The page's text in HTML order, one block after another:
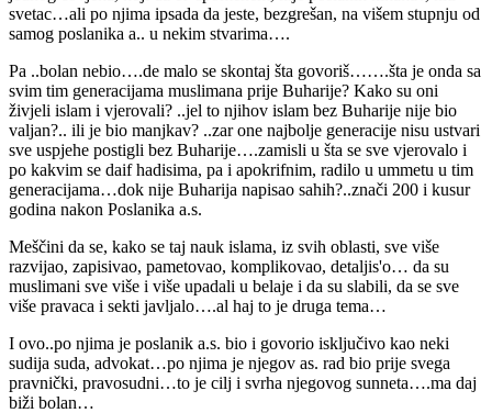
svetac…ali po njima ipsada da jeste, bezgrešan, na višem stupnju od
samog poslanika a.. u nekim stvarima….
Pa ..bolan nebio….de malo se skontaj šta govoriš…….šta je onda sa
svim tim generacijama muslimana prije Buharije? Kako su oni
živjeli islam i vjerovali? ..jel to njihov islam bez Buharije nije bio
valjan?.. ili je bio manjkav? ..zar one najbolje generacije nisu ustvari
sve uspjehe postigli bez Buharije….zamisli u šta se sve vjerovalo i
po kakvim se daif hadisima, pa i apokrifnim, radilo u ummetu u tim
generacijama…dok nije Buharija napisao sahih?..znači 200 i kusur
godina nakon Poslanika a.s.
Meščini da se, kako se taj nauk islama, iz svih oblasti, sve više
razvijao, zapisivao, pametovao, komplikovao, detaljis'o… da su
muslimani sve više i više upadali u belaje i da su slabili, da se sve
više pravaca i sekti javljalo….al haj to je druga tema…
I ovo..po njima je poslanik a.s. bio i govorio isključivo kao neki
sudija suda, advokat…po njima je njegov as. rad bio prije svega
pravnički, pravosudni…to je cilj i svrha njegovog sunneta….ma daj
biži bolan…